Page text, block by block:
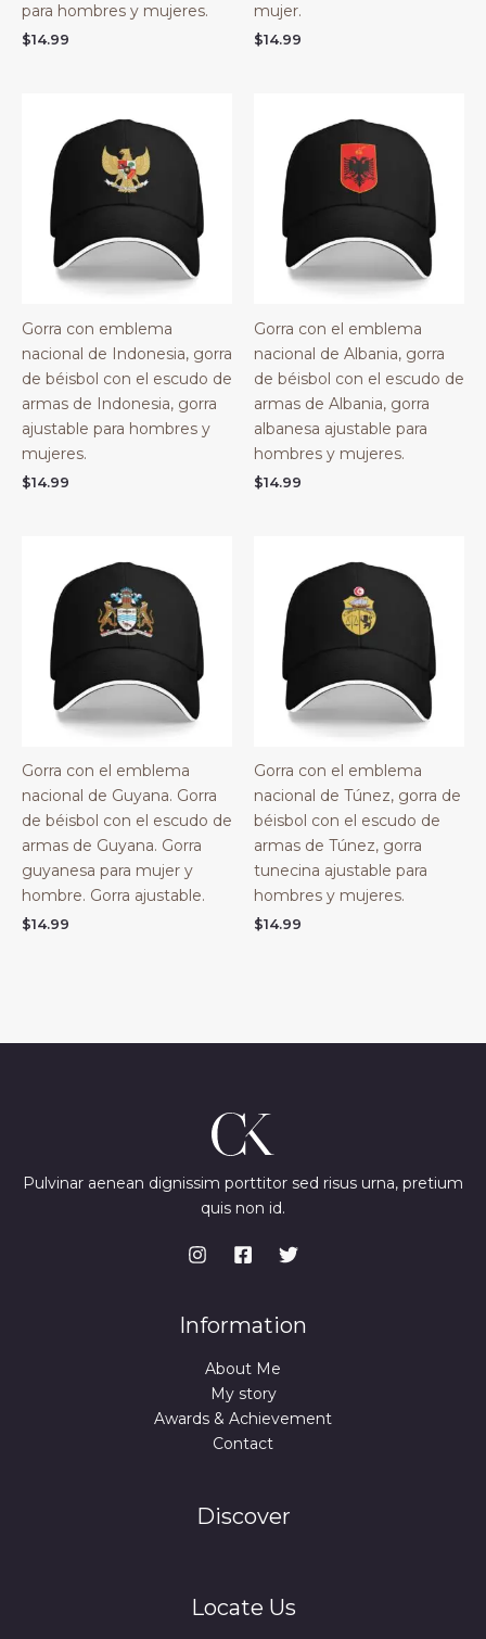
para hombres y mujeres.
$14.99
mujer.
$14.99
Gorra con emblema
nacional de Indonesia, gorra
de béisbol con el escudo de
armas de Indonesia, gorra
ajustable para hombres y
mujeres.
$14.99
Gorra con el emblema
nacional de Albania, gorra
de béisbol con el escudo de
armas de Albania, gorra
albanesa ajustable para
hombres y mujeres.
$14.99
Gorra con el emblema
nacional de Guyana. Gorra
de béisbol con el escudo de
armas de Guyana. Gorra
guyanesa para mujer y
hombre. Gorra ajustable.
$14.99
Gorra con el emblema
nacional de Túnez, gorra de
béisbol con el escudo de
armas de Túnez, gorra
tunecina ajustable para
hombres y mujeres.
$14.99
Pulvinar aenean dignissim porttitor sed risus urna, pretium
quis non id.
Information
About Me
My story
Awards & Achievement
Contact
Discover
Locate Us